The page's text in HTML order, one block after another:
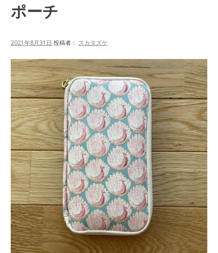
ポーチ
2021年8月31日 投稿者： スカタズケ